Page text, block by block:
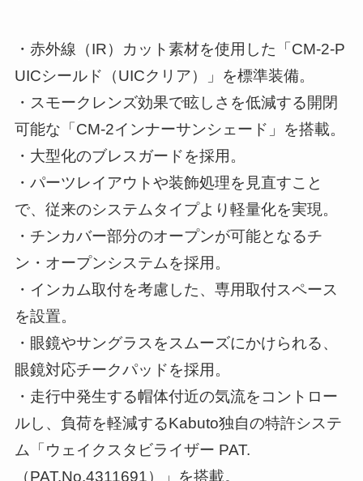
・赤外線（IR）カット素材を使用した「CM-2-P
UICシールド（UICクリア）」を標準装備。
・スモークレンズ効果で眩しさを低減する開閉
可能な「CM-2インナーサンシェード」を搭載。
・大型化のブレスガードを採用。
・パーツレイアウトや装飾処理を見直すこと
で、従来のシステムタイプより軽量化を実現。
・チンカバー部分のオープンが可能となるチ
ン・オープンシステムを採用。
・インカム取付を考慮した、専用取付スペース
を設置。
・眼鏡やサングラスをスムーズにかけられる、
眼鏡対応チークパッドを採用。
・走行中発生する帽体付近の気流をコントロー
ルし、負荷を軽減するKabuto独自の特許システ
ム「ウェイクスタビライザー PAT.
（PAT.No.4311691）」を搭載。